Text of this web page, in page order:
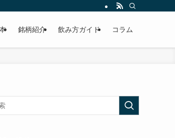
銘柄紹介 飲み方ガイド コラム